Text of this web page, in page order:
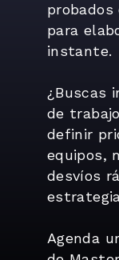
para
instante.
¿Buscas
de
definir
equipos,
desvíos
Agenda